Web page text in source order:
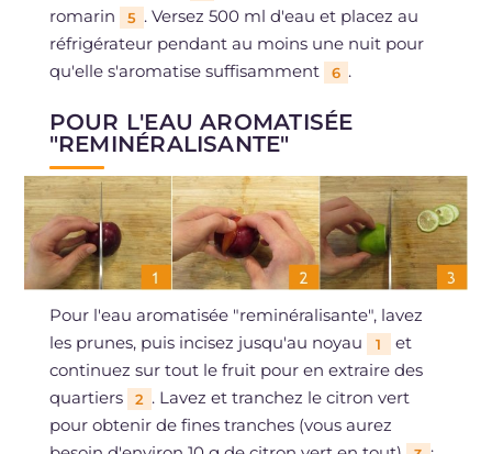
romarin
5 . Versez 500 ml d'eau et placez au
réfrigérateur pendant au moins une nuit pour
qu'elle s'aromatise suffisamment
6 .
POUR L'EAU AROMATISÉE
"REMINÉRALISANTE"
Pour l'eau aromatisée "reminéralisante", lavez
les prunes, puis incisez jusqu'au noyau
1
et
continuez sur tout le fruit pour en extraire des
quartiers
2 . Lavez et tranchez le citron vert
pour obtenir de fines tranches (vous aurez